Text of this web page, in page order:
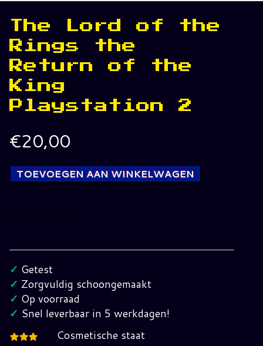
The Lord of the
Rings the
Return of the
King
Playstation 2
€20,00
TOEVOEGEN AAN WINKELWAGEN
1 op voorraad
Lord
of
the
Rings
the
of
✓ Getest
✓ Zorgvuldig schoongemaakt
✓ Op voorraad
✓ Snel leverbaar in 5 werkdagen!
Cosmetische staat